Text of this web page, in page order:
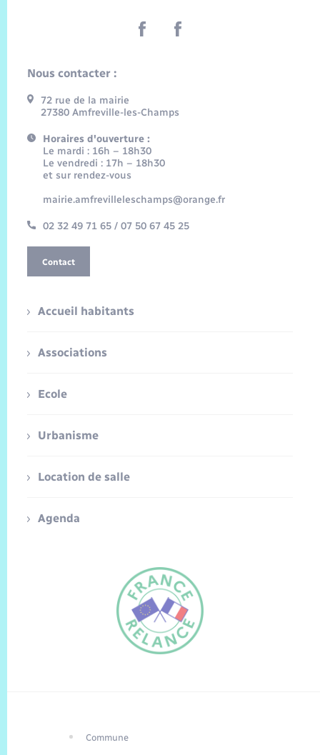
Nous contacter :
72 rue de la mairie
27380 Amfreville-les-Champs
Horaires d'ouverture :
Le mardi : 16h – 18h30
Le vendredi : 17h – 18h30
et sur rendez-vous
mairie.amfrevilleleschamps@orange.fr
02 32 49 71 65 / 07 50 67 45 25
Contact
Accueil habitants
Associations
Ecole
Urbanisme
Location de salle
Agenda
Commune